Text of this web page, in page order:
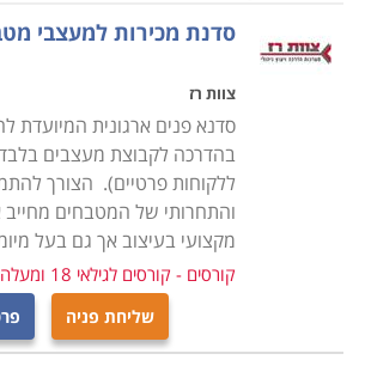
אליכם גם בפעם הבאה ואיך לטפל
שלכם. תחום זה הוא קריטי ומרכזי, לב
עסקי, והוא מהווה מפתח מרכזי
הלימודים מתאימים לאנשי מכירות
עסקים, וגם לכל אחד שרוצה לחזק
תכני הלימודים משתנים במידה
לאחר. באופן כללי התוכן כולל מודל
בהתנגדויות, גיבוש תוכנית עבודה,
שימור לקוחות, שירות מוכר, יצירת
סדנת מכירות למעצבי
צוות רז
סדנא פנים ארגונית המיועדת
בהדרכה לקבוצת מעצבים
ללקוחות פרטיים). הצורך
והתחרותי של המטבחים
מקצועי בעיצוב אך גם בעל
קורסים - קורסים לגילאי 18 ומעלה בצפון
שליחת פניה